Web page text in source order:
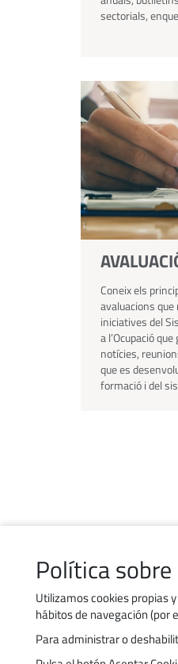
Política
Utilizamos cookies propias
hábitos de navegación (por
Para administrar o
sectorials,
Coneix els
avaluacions
iniciatives del
a l’Ocupació
notícies,
que es
formació i del
Contacta’ns
Política d’ús de
Política de privacitat
Accessibilitat